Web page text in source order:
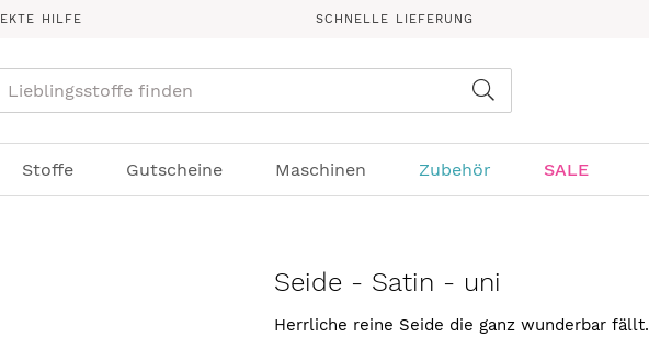
HILFE SCHNELLE LIEFERUNG
Stoffe Gutscheine Maschinen Zubehör SALE
Seide - Satin - uni
Herrliche reine Seide die ganz wunderbar fällt.